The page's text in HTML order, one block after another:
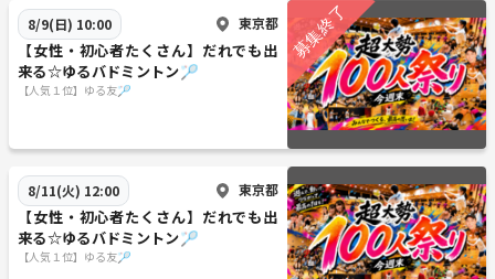
8/9(日) 10:00 東京都
【女性・初心者たくさん】だれでも出
来る☆ゆるバドミントン🏸
【人気１位】ゆる友🏸
8/11(火) 12:00 東京都
【女性・初心者たくさん】だれでも出
来る☆ゆるバドミントン🏸
【人気１位】ゆる友🏸